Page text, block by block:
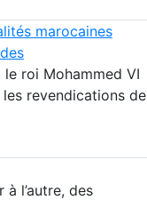
marocaines
roi Mohammed VI
revendications de
l’autre, des